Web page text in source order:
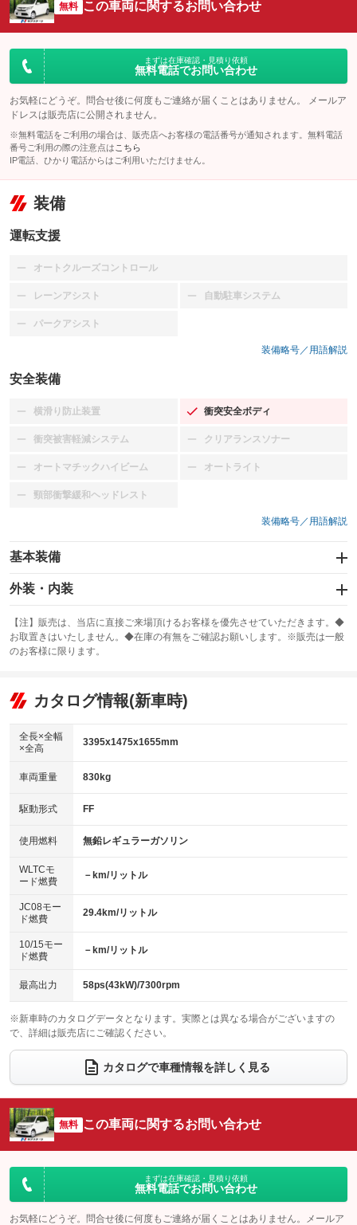
無料 この車両に関するお問い合わせ
まずは在庫確認・見積り依頼
無料電話でお問い合わせ
お気軽にどうぞ。問合せ後に何度もご連絡が届くことはありません。 メールア
ドレスは販売店に公開されません。
※無料電話をご利用の場合は、販売店へお客様の電話番号が通知されます。無料電話
番号ご利用の際の注意点は こちら
IP電話、ひかり電話からはご利用いただけません。
装備
運転支援
オートクルーズコントロール
：装備なし
レーンアシスト
：装備なし 自動駐車システム
：装備なし
パークアシスト
：装備なし
装備略号／用語解説
安全装備
横滑り防止装置
：装備なし 衝突安全ボディ
：装備あり
衝突被害軽減システム
：装備なし クリアランスソナー
：装備なし
オートマチックハイビーム
：装備なし オートライト
：装備なし
頸部衝撃緩和ヘッドレスト
：装備なし
装備略号／用語解説
基本装備
エアバッグ：運転席/助手席
：装備あり
：装備なし
サンルーフ
：装備なし ABS
リフトアップ
：装備なし
：装備なし
パワーウィンドウ
アイドリングストップ
：装備あり
USB入力端子
：装備なし
100V電源
：装備なし
センターデフロック
：装備なし
電動格納ミラー
：装備あり
外装・内装
カーナビ：SDナビ
：装備あり
TV
：装備なし
ビジュアル
：装備なし
アルミホイール：14インチ
：装備あり
HID(キセノンライト)
バックカメラ
エアロ
：装備なし
ローダウン
：装備なし
ベンチシート
：装備あり
チップアップシート
：装備なし
電動格納サードシート
：装備なし シートヒーター
：装備なし
ウォークスルー
電動リアゲート フロントカメラ
：装備なし
シートエアコン
：装備なし 全周囲カメラ
：装備なし
サイドカメラ
：装備なし ルーフレール
：装備なし
エアサスペンション ヘッドライトウォッシャー
【注】販売は、当店に直接ご来場頂けるお客様を優先させていただきます。◆
お取置きはいたしません。◆在庫の有無をご確認お願いします。※販売は一般
のお客様に限ります。
カタログ情報(新車時)
全長×全幅
×全高
3395x1475x1655mm
車両重量 830kg
駆動形式 FF
使用燃料 無鉛レギュラーガソリン
WLTCモ
ード燃費
－km/リットル
JC08モー
ド燃費
29.4km/リットル
10/15モー
ド燃費
－km/リットル
最高出力 58ps(43kW)/7300rpm
※新車時のカタログデータとなります。実際とは異なる場合がございますの
で、詳細は販売店にご確認ください。
カタログで車種情報を詳しく見る
無料 この車両に関するお問い合わせ
まずは在庫確認・見積り依頼
無料電話でお問い合わせ
お気軽にどうぞ。問合せ後に何度もご連絡が届くことはありません。メールア